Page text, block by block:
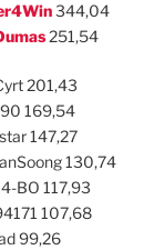
344,04
251,54
201,43
169,54
147,27
130,74
BO 117,93
107,68
99,26